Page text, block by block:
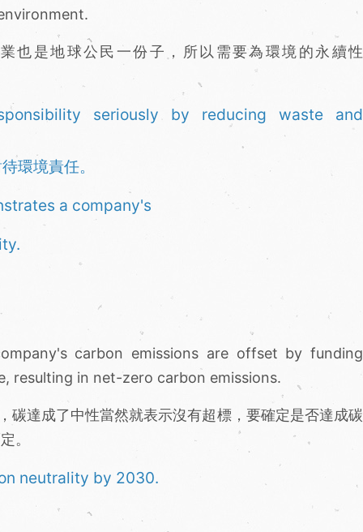
也是地球公民一份子，所以需要為環境的永續性
seriously by reducing waste and
環境責任。
a company's
carbon emissions are offset by funding
resulting in net-zero carbon emissions.
達成了中性當然就表示沒有超標，要確定是否達成碳
。
neutrality by 2030.